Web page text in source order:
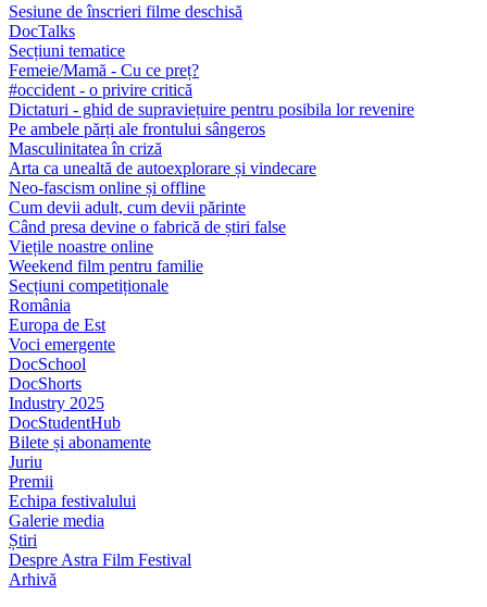
Sesiune de înscrieri filme deschisă
DocTalks
Secțiuni tematice
Femeie/Mamă - Cu ce preț?
#occident - o privire critică
Dictaturi - ghid de supraviețuire pentru posibila lor revenire
Pe ambele părți ale frontului sângeros
Masculinitatea în criză
Arta ca unealtă de autoexplorare și vindecare
Neo-fascism online și offline
Cum devii adult, cum devii părinte
Când presa devine o fabrică de știri false
Viețile noastre online
Weekend film pentru familie
Secțiuni competiționale
România
Europa de Est
Voci emergente
DocSchool
DocShorts
Industry 2025
DocStudentHub
Bilete și abonamente
Juriu
Premii
Echipa festivalului
Galerie media
Știri
Despre Astra Film Festival
Arhivă